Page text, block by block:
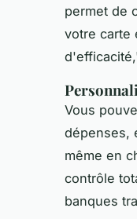
permet de
votre carte
Vous
dépenses,
même en
contrôle
banques